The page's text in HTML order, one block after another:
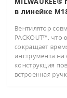
в линейке
Вентилятор
PACKOUT™,
сокращает
инструмента
конструкция
встроенная